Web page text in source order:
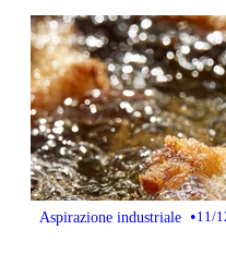
Aspirazione industriale •11/